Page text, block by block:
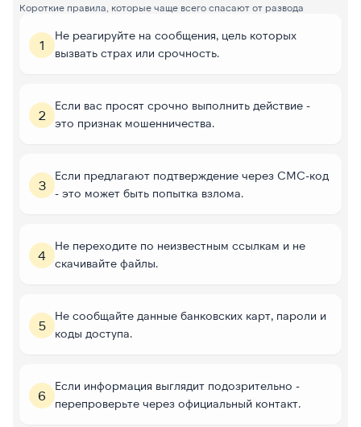
Короткие правила, которые чаще всего спасают от развода
1
Не реагируйте на сообщения, цель которых
вызвать страх или срочность.
2
Если вас просят срочно выполнить действие -
это признак мошенничества.
3
Если предлагают подтверждение через СМС-код
- это может быть попытка взлома.
4
Не переходите по неизвестным ссылкам и не
скачивайте файлы.
5
Не сообщайте данные банковских карт, пароли и
коды доступа.
6
Если информация выглядит подозрительно -
перепроверьте через официальный контакт.